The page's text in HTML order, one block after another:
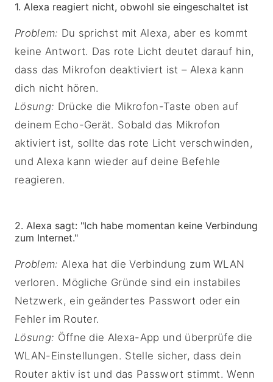
1. Alexa reagiert nicht, obwohl sie eingeschaltet ist
Problem: Du sprichst mit Alexa, aber es kommt
keine Antwort. Das rote Licht deutet darauf hin,
dass das Mikrofon deaktiviert ist – Alexa kann
dich nicht hören.
Lösung: Drücke die Mikrofon-Taste oben auf
deinem Echo-Gerät. Sobald das Mikrofon
aktiviert ist, sollte das rote Licht verschwinden,
und Alexa kann wieder auf deine Befehle
reagieren.
2. Alexa sagt: "Ich habe momentan keine Verbindung
zum Internet."
Problem: Alexa hat die Verbindung zum WLAN
verloren. Mögliche Gründe sind ein instabiles
Netzwerk, ein geändertes Passwort oder ein
Fehler im Router.
Lösung: Öffne die Alexa-App und überprüfe die
WLAN-Einstellungen. Stelle sicher, dass dein
Router aktiv ist und das Passwort stimmt. Wenn